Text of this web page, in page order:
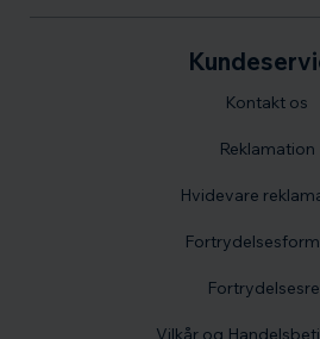
Kontakt os
Reklamation
Hvidevare
Vilkår og